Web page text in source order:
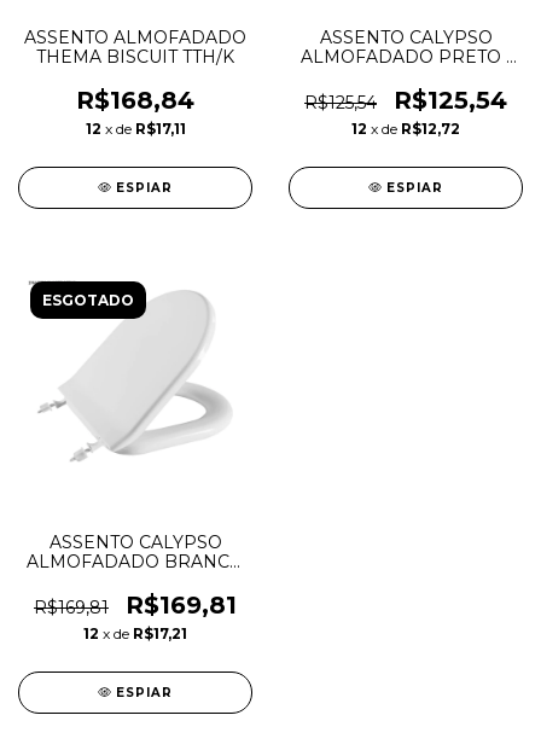
ASSENTO ALMOFADADO
THEMA BISCUIT TTH/K
R$168,84
12 x de R$17,11
ESPIAR
ASSENTO CALYPSO
ALMOFADADO PRETO -
R$125,54
R$125,54
12 x de R$12,72
ESPIAR
ESGOTADO
ASSENTO CALYPSO
ALMOFADADO BRANCO
R$169,81
R$169,81
12 x de R$17,21
ESPIAR